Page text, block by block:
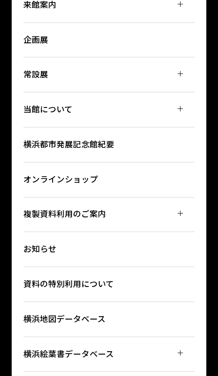
来館案内
企画展
常設展
当館について
横浜都市発展記念館紀要
オンラインショップ
複製資料利用のご案内
お知らせ
資料の特別利用について
横浜地図データベース
横浜絵葉書データベース